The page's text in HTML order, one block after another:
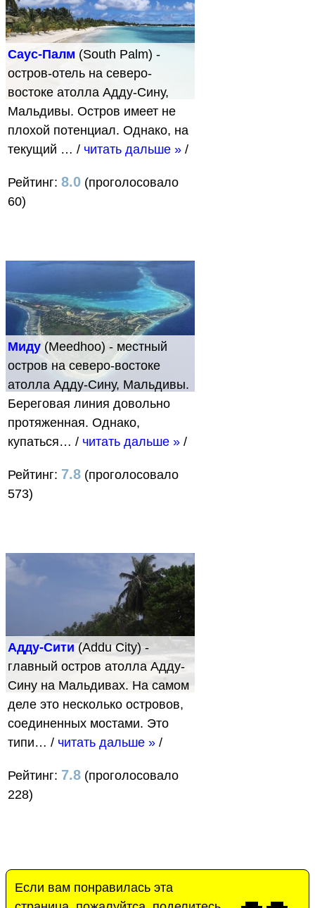
Саус-Палм (South Palm) -
остров-отель на северо-
востоке атолла Адду-Сину,
Мальдивы. Остров имеет не
плохой потенциал. Однако, на
текущий … / читать дальше » /
Рейтинг: 8.0 (проголосовало
60)
Миду (Meedhoo) - местный
остров на северо-востоке
атолла Адду-Сину, Мальдивы.
Береговая линия довольно
протяженная. Однако,
купаться… / читать дальше » /
Рейтинг: 7.8 (проголосовало
573)
Адду-Сити(Addu City) -
главный остров атолла Адду-
Сину на Мальдивах. На самом
деле это несколько островов,
соединенных мостами. Это
типи… / читать дальше » /
Рейтинг: 7.8 (проголосовало
228)
Если вам понравилась эта